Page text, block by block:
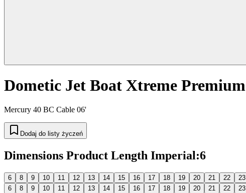
Dometic Jet Boat Xtreme Premium
Mercury 40 BC Cable 06'
Dodaj do listy życzeń
Dimensions Product Length Imperial:6
6 8 9 10 11 12 13 14 15 16 17 18 19 20 21 22 23
6
8 9 10 11 12 13 14 15 16 17 18 19 20 21 22 23